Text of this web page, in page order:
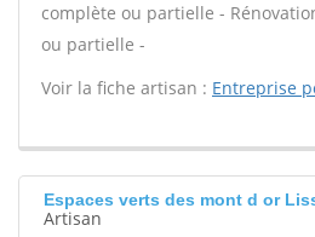
complète ou partielle -
ou partielle -
Voir la fiche artisan : Entreprise
Espaces verts des mont d or
Artisan